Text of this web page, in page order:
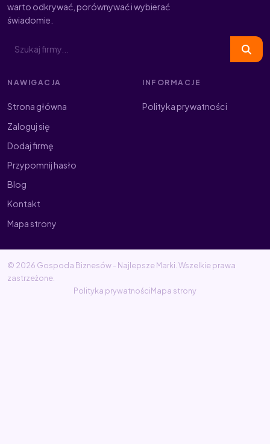
warto odkrywać, porównywać i wybierać
świadomie.
NAWIGACJA
Strona główna
Zaloguj się
Dodaj firmę
Przypomnij hasło
Blog
Kontakt
Mapa strony
INFORMACJE
Polityka prywatności
© 2026 Gospoda Biznesów - Najlepsze Marki. Wszelkie prawa
zastrzeżone.
Polityka prywatnościMapa strony